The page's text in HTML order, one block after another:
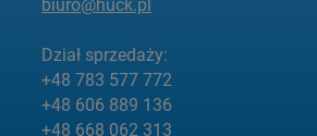
biuro@huck.pl
Dział sprzedaży:
+48 783 577 772
+48 606 889 136
+48 668 062 313